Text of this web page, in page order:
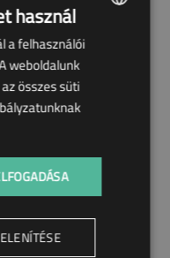
ÉS
fejlesztésünk
ENGLISH
HUNGARIAN
használ
a felhasználói
weboldalunk
összes süti